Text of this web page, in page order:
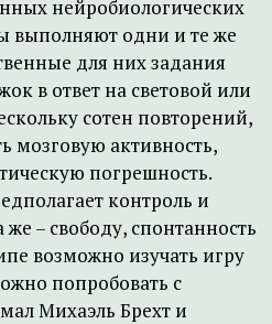
нейробиологических
выполняют одни и те же
для них задания
в ответ на световой или
сотен повторений,
мозговую активность,
погрешность.
контроль и
же – свободу, спонтанность
возможно изучать игру
попробовать с
Михаэль Брехт и